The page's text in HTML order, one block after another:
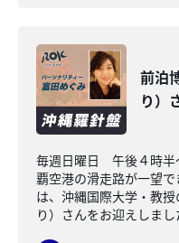
前泊
り）
毎週日曜日 午後４時
覇空港の滑走路が一望
は、沖縄国際大学・教
り）さんをお迎えしま